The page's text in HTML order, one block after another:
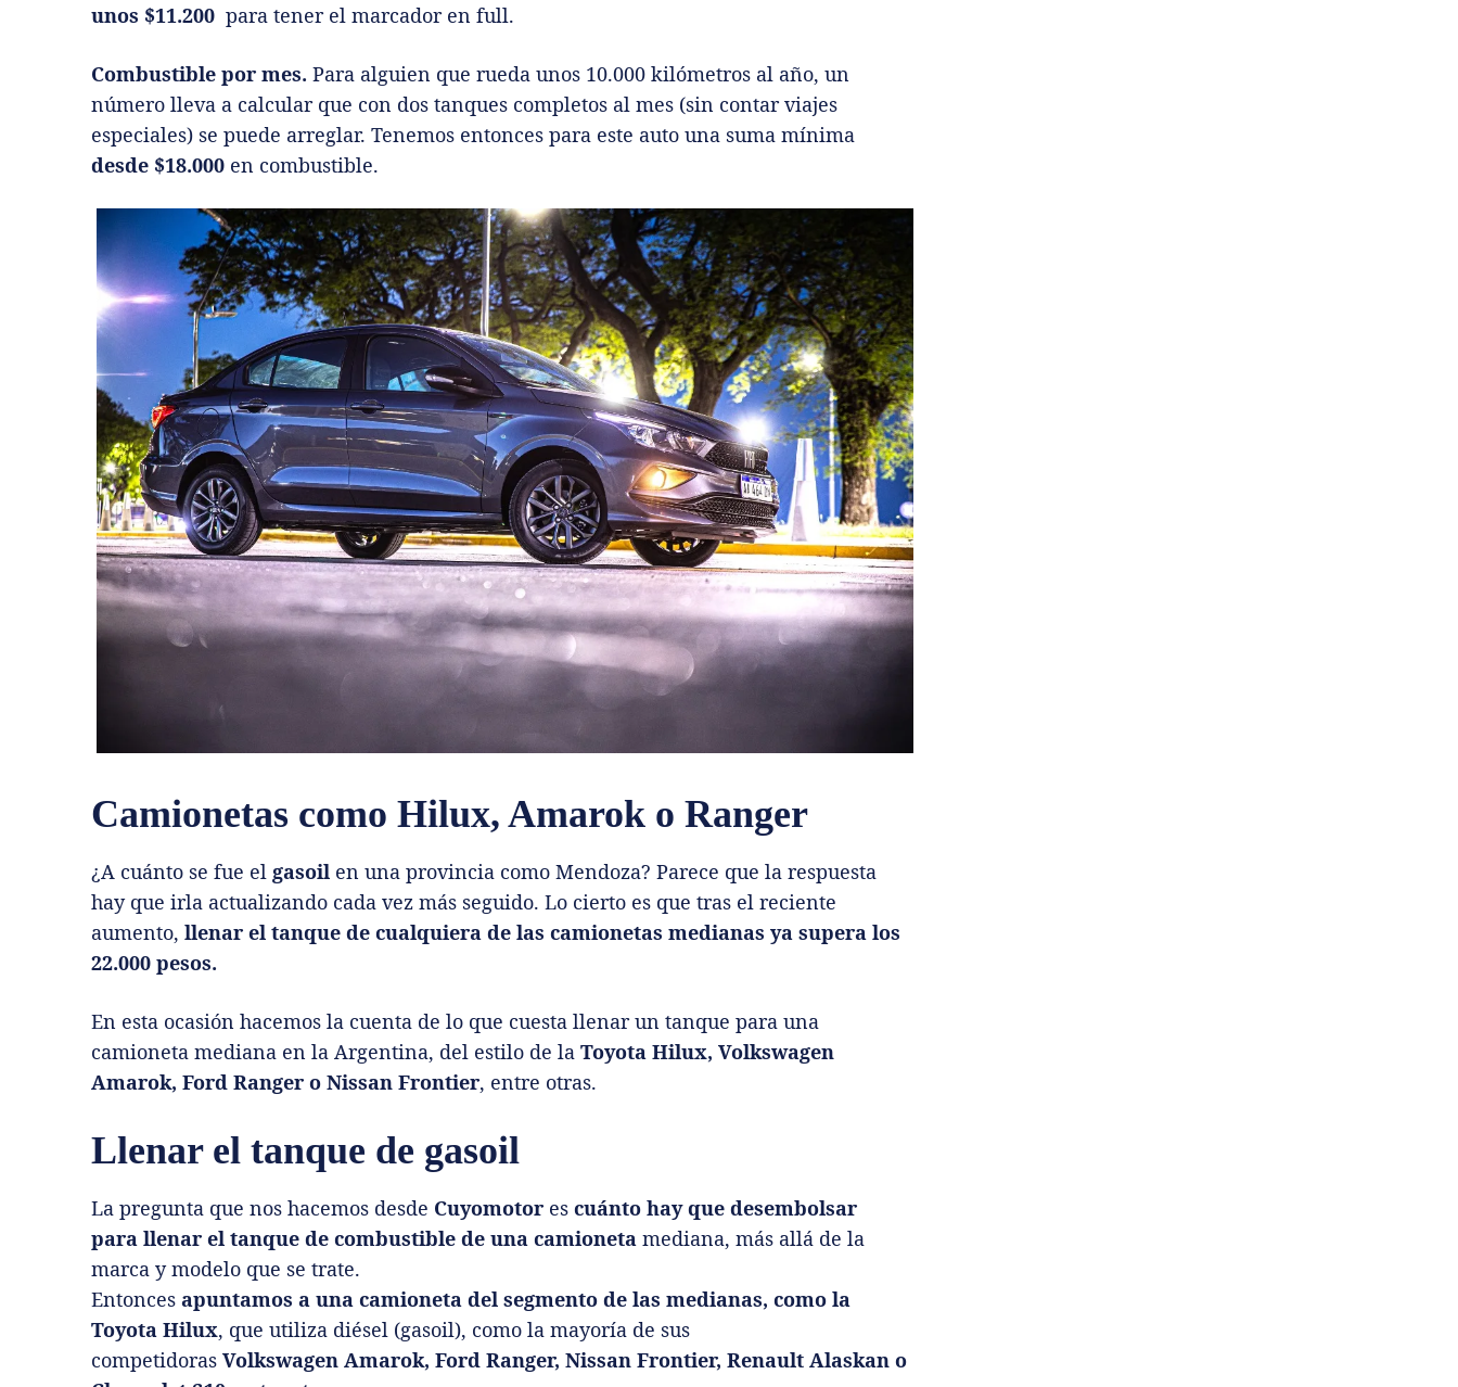
unos $11.200 para tener el marcador en full.
Combustible por mes. Para alguien que rueda unos 10.000 kilómetros al año, un
número lleva a calcular que con dos tanques completos al mes (sin contar viajes
especiales) se puede arreglar. Tenemos entonces para este auto una suma mínima
desde $18.000 en combustible.
Camionetas como Hilux, Amarok o Ranger
¿A cuánto se fue el gasoil en una provincia como Mendoza? Parece que la respuesta
hay que irla actualizando cada vez más seguido. Lo cierto es que tras el reciente
aumento, llenar el tanque de cualquiera de las camionetas medianas ya supera los
22.000 pesos.
En esta ocasión hacemos la cuenta de lo que cuesta llenar un tanque para una
camioneta mediana en la Argentina, del estilo de la Toyota Hilux, Volkswagen
Amarok, Ford Ranger o Nissan Frontier, entre otras.
Llenar el tanque de gasoil
La pregunta que nos hacemos desde Cuyomotor es cuánto hay que desembolsar
para llenar el tanque de combustible de una camioneta mediana, más allá de la
marca y modelo que se trate.
Entonces apuntamos a una camioneta del segmento de las medianas, como la
Toyota Hilux, que utiliza diésel (gasoil), como la mayoría de sus
competidoras Volkswagen Amarok, Ford Ranger, Nissan Frontier, Renault Alaskan o